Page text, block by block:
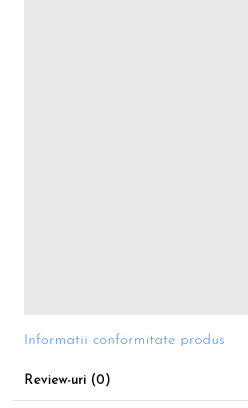
Informatii conformitate produs
Review-uri (0)